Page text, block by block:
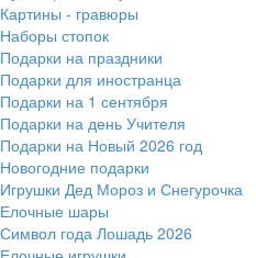
Картины - гравюры
Наборы стопок
Подарки на праздники
Подарки для иностранца
Подарки на 1 сентября
Подарки на день Учителя
Подарки на Новый 2026 год
Новогодние подарки
Игрушки Дед Мороз и Снегурочка
Елочные шары
Символ года Лошадь 2026